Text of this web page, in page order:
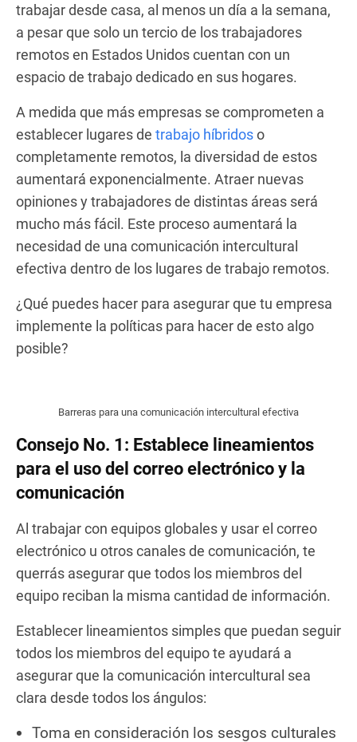
trabajar desde casa, al menos un día a la semana,
a pesar que solo un tercio de los trabajadores
remotos en Estados Unidos cuentan con un
espacio de trabajo dedicado en sus hogares.
A medida que más empresas se comprometen a
establecer lugares de trabajo híbridoso
completamente remotos, la diversidad de estos
aumentará exponencialmente. Atraer nuevas
opiniones y trabajadores de distintas áreas será
mucho más fácil. Este proceso aumentará la
necesidad de una comunicación intercultural
efectiva dentro de los lugares de trabajo remotos.
¿Qué puedes hacer para asegurar que tu empresa
implemente la políticas para hacer de esto algo
posible?
Barreras para una comunicación intercultural efectiva
Consejo No. 1: Establece lineamientos
para el uso del correo electrónico y la
comunicación
Al trabajar con equipos globales y usar el correo
electrónico u otros canales de comunicación, te
querrás asegurar que todos los miembros del
equipo reciban la misma cantidad de información.
Establecer lineamientos simples que puedan seguir
todos los miembros del equipo te ayudará a
asegurar que la comunicación intercultural sea
clara desde todos los ángulos:
Toma en consideración los sesgos culturales